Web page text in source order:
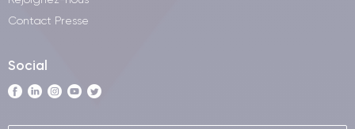
Contact Presse
Social